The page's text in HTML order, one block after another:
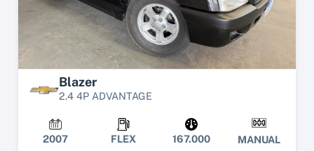
Blazer
2.4 4P ADVANTAGE
2007 FLEX 167.000 MANUAL